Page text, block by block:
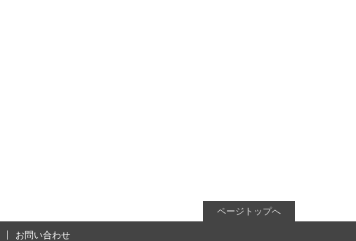
ページトップへ
お問い合わせ